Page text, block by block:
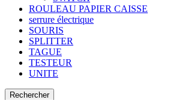
ROULEAU PAPIER CAISSE
serrure électrique
SOURIS
SPLITTER
TAGUE
TESTEUR
UNITE
Rechercher